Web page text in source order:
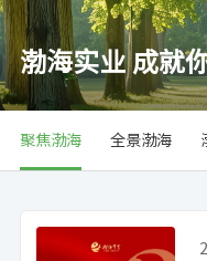
渤海实业 成就
聚焦渤海 全景渤海